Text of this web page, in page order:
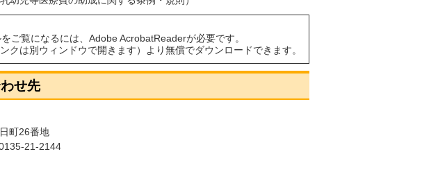
ご覧になるには、Adobe AcrobatReaderが必要です。
ンクは別ウィンドウで開きます）より無償でダウンロードできます。
せ先
町26番地
21-2144